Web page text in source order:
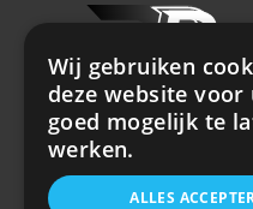
Over ons
Wij gebruiken
deze website voor
goed mogelijk te
werken.
ALLES